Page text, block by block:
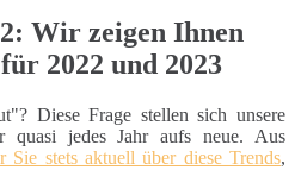
Wir zeigen Ihnen
2022 und 2023
Diese Frage stellen sich unsere
quasi jedes Jahr aufs neue. Aus
Sie stets aktuell über diese Trends,